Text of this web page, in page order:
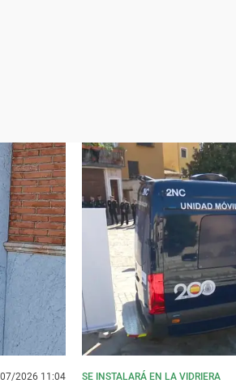
2026 11:04 SE INSTALARÁ EN LA VIDRIERA